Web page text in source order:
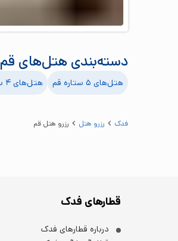
دسته‌بندی هتل‌های قم
هتل‌های ۵ ستاره قم هتل‌های ۴ ستاره
فدک رزرو هتل رزرو هتل قم
قطارهای فدک
درباره قطارهای فدک